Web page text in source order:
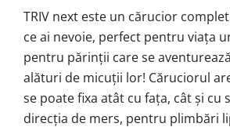
TRIV next este un cărucior
ce ai nevoie, perfect pentru viața
pentru părinții care se
alături de micuții lor! Căruciorul
se poate fixa atât cu fața, cât și cu
direcția de mers, pentru plimbări